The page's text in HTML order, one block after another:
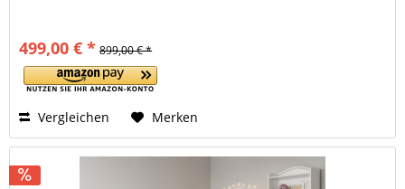
499,00 € * 899,00 € *
Vergleichen Merken